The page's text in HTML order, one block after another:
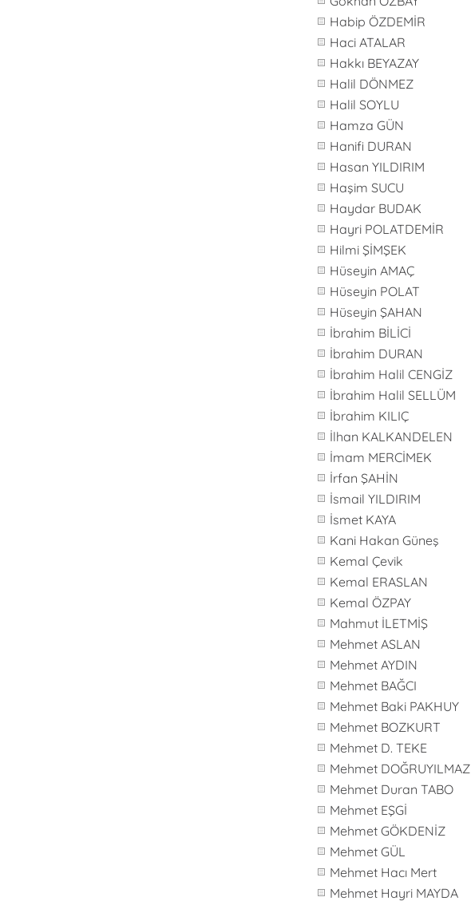
Habip ÖZDEMİR
Haci ATALAR
Hakkı BEYAZAY
Halil DÖNMEZ
Halil SOYLU
Hamza GÜN
Hanifi DURAN
Hasan YILDIRIM
Haşim SUCU
Haydar BUDAK
Hayri POLATDEMİR
Hilmi ŞİMŞEK
Hüseyin AMAÇ
Hüseyin POLAT
Hüseyin ŞAHAN
İbrahim BİLİCİ
İbrahim DURAN
İbrahim Halil CENGİZ
İbrahim Halil SELLÜM
İbrahim KILIÇ
İlhan KALKANDELEN
İmam MERCİMEK
İrfan ŞAHİN
İsmail YILDIRIM
İsmet KAYA
Kani Hakan Güneş
Kemal Çevik
Kemal ERASLAN
Kemal ÖZPAY
Mahmut İLETMİŞ
Mehmet ASLAN
Mehmet AYDIN
Mehmet BAĞCI
Mehmet Baki PAKHUY
Mehmet BOZKURT
Mehmet D. TEKE
Mehmet DOĞRUYILMAZ
Mehmet Duran TABO
Mehmet EŞGİ
Mehmet GÖKDENİZ
Mehmet GÜL
Mehmet Hacı Mert
Mehmet Hayri MAYDA